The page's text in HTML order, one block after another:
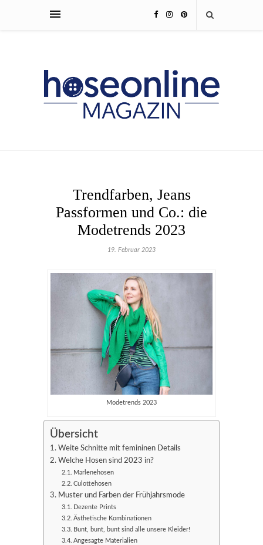
Trendfarben, Jeans
Passformen und Co.: die
Modetrends 2023
19. Februar 2023
Modetrends 2023
Übersicht
Weite Schnitte mit femininen Details
Welche Hosen sind 2023 in?
Marlenehosen
Culottehosen
Muster und Farben der Frühjahrsmode
Dezente Prints
Ästhetische Kombinationen
Bunt, bunt, bunt sind alle unsere Kleider!
Angesagte Materialien